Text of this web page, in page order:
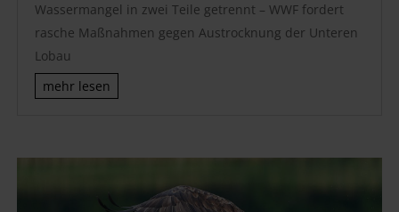
Wassermangel in zwei Teile getrennt – WWF fordert
rasche Maßnahmen gegen Austrocknung der Unteren
Lobau
mehr lesen